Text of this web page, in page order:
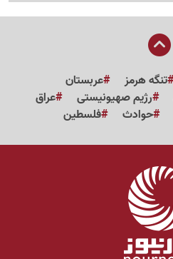
تنگه هرمز
عربستان
رژیم صهیونیستی
عراق
حوادث فلسطین